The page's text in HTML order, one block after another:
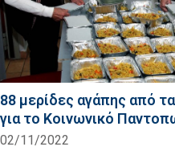
88 μερίδες αγάπης από
για το Κοινωνικό
02/11/2022